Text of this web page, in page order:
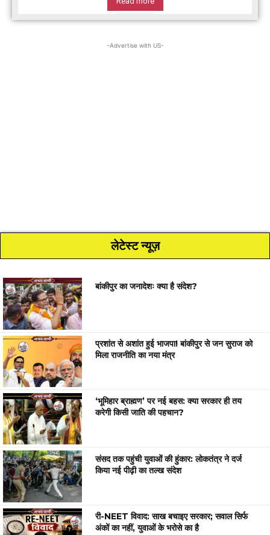
-Advertise with US-
लेटेस्ट न्यूज़
बांकीपुर का जनादेशः क्या है संदेश?
प्रशांत से अशांत हुई भाजपा! बांकीपुर से जन सुराज को
मिला राजनीति का नया मंत्र
‘भूमिहार ब्राह्मण’ पर नई बहस: क्या सरकार ही तय
करेगी किसी जाति की पहचान?
संसद तक पहुंची युवाओं की हुंकार: लोकतंत्र ने दर्ज
किया नई पीढ़ी का तल्ख संदेश
री-NEET विवाद: साख बचाइए सरकार; सवाल सिर्फ
अंकों का नहीं, युवाओं के भरोसे का है